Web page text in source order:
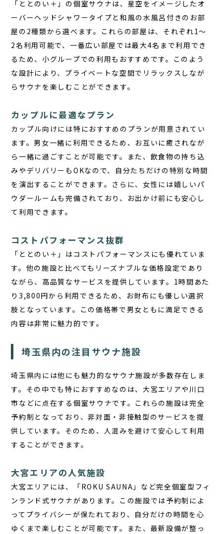
「ととのい＋」の個室サウナは、星空をイメージしたオ
ーバーヘッドシャワータイプと和風の水風呂付きのお部
屋の2種類から選べます。これらの部屋は、それぞれ1～
2名利用可能で、一番広い部屋では最大4名まで利用でき
るため、小グループでの利用もおすすめです。このよう
な設計により、プライベートな空間でリラックスしなが
らサウナを楽しむことができます。
カップルに最適なプラン
カップル向けには特におすすめのプランが用意されてい
ます。男女一緒に利用できるため、お互いに癒されなが
ら一緒に過ごすことが可能です。また、飲食物の持ち込
みやデリバリーもOKなので、自分たちだけの特別な時間
を演出することができます。さらに、女性には嬉しいパ
ウダールームも完備されており、お出かけ前にも安心し
て利用できます。
コストパフォーマンス抜群
「ととのい＋」はコストパフォーマンスにも優れていま
す。他の施設と比べてもリーズナブルな価格設定であり
ながら、高品質なサービスを提供しています。1時間あた
り3,800円から利用できるため、お財布にも優しい選択
肢となっています。この価格帯で男女ともに満足できる
内容は非常に魅力的です。
埼玉県内の注目サウナ施設
埼玉県内には他にも魅力的なサウナ施設が多数存在しま
す。その中でも特におすすめなのは、大宮エリアや川口
市などに点在する個室サウナです。これらの施設は完全
予約制となっており、非対面・非接触型のサービスを提
供しています。そのため、人混みを避けて安心して利用
することができます。
大宮エリアの人気施設
大宮エリアには、「ROKU SAUNA」など完全個室型フィ
ンランド式サウナがあります。この施設では予約制によ
ってプライバシーが保たれており、自分だけの時間を心
ゆくまで楽しむことが可能です。また、最新設備が整っ